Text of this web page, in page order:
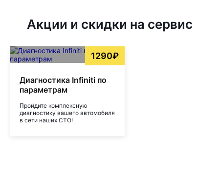
Акции и скидки на сервис
1290₽
Диагностика Infiniti по
параметрам
Пройдите комплексную
диагностику вашего автомобиля
в сети наших СТО!